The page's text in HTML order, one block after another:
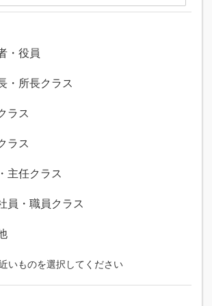
・役員
・所長クラス
ラス
ラス
主任クラス
員・職員クラス
いものを選択してください